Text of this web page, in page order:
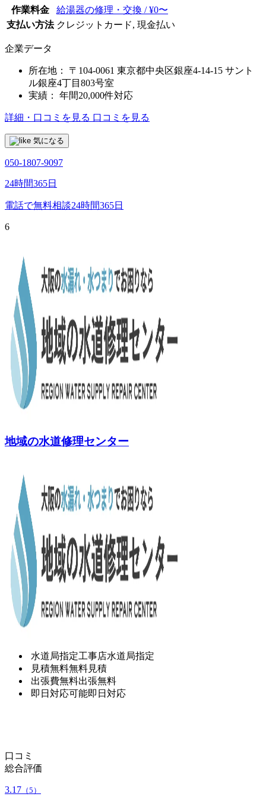
作業料金
給湯器の修理・交換 / ¥0〜
支払い方法 クレジットカード, 現金払い
企業データ
所在地：
〒104-0061 東京都中央区銀座4-14-15 サント
ル銀座4丁目803号室
実績：
年間20,000件対応
詳細・口コミを見る 口コミを見る
気になる
050-1807-9097
24時間365日
電話で無料相談24時間365日
6
地域の水道修理センター
水道局指定工事店水道局指定
見積無料無料見積
出張費無料出張無料
即日対応可能即日対応
口コミ
総合評価
3.17 （5）